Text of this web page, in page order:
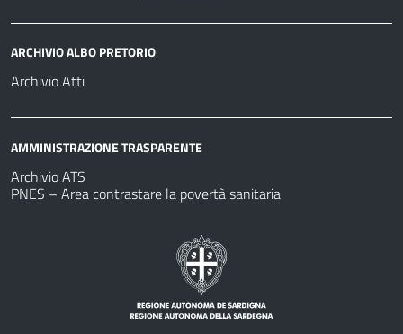
ARCHIVIO ALBO PRETORIO
Archivio Atti
AMMINISTRAZIONE TRASPARENTE
Archivio ATS
PNES – Area contrastare la povertà sanitaria